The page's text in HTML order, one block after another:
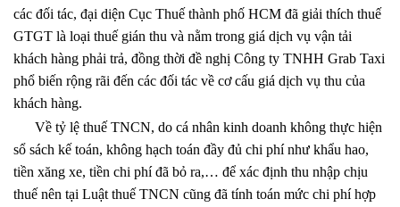
các đối tác, đại diện Cục Thuế thành phố HCM đã giải thích thuế
GTGT là loại thuế gián thu và nằm trong giá dịch vụ vận tải
khách hàng phải trả, đồng thời đề nghị Công ty TNHH Grab Taxi
phổ biến rộng rãi đến các đối tác về cơ cấu giá dịch vụ thu của
khách hàng.
Về tỷ lệ thuế TNCN, do cá nhân kinh doanh không thực hiện
sổ sách kế toán, không hạch toán đầy đủ chi phí như khẩu hao,
tiền xăng xe, tiền chi phí đã bỏ ra,… để xác định thu nhập chịu
thuế nên tại Luật thuế TNCN cũng đã tính toán mức chi phí hợp